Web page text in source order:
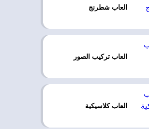
العاب شطرنج
العاب تركيب الصور
العاب كلاسيكية